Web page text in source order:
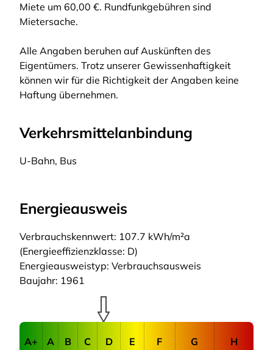
Miete um 60,00 €. Rundfunkgebühren sind
Mietersache.
Alle Angaben beruhen auf Auskünften des
Eigentümers. Trotz unserer Gewissenhaftigkeit
können wir für die Richtigkeit der Angaben keine
Haftung übernehmen.
Verkehrsmittelanbindung
U-Bahn, Bus
Energieausweis
Verbrauchskennwert: 107.7 kWh/m²a
(Energieeffizienzklasse: D)
Energieausweistyp: Verbrauchsausweis
Baujahr: 1961
A+ A B C D E F G H